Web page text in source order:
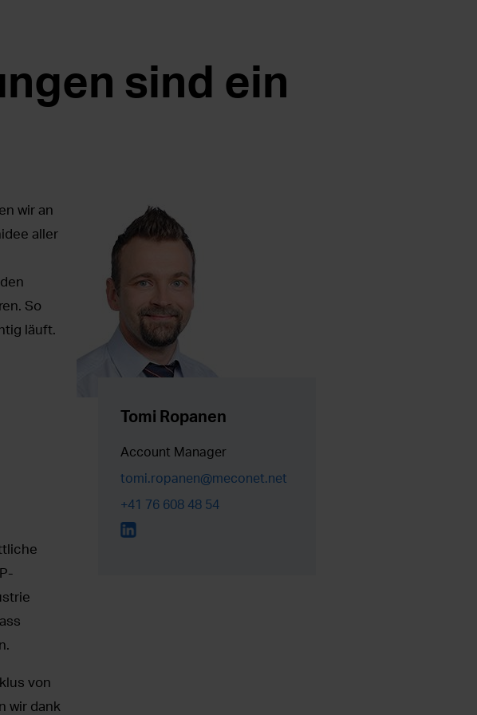
sind ein
wir an
aller
So
läuft.
von
wir dank
Tomi Ropanen
Account Manager
tomi.ropanen@meconet.net
+41 76 608 48 54